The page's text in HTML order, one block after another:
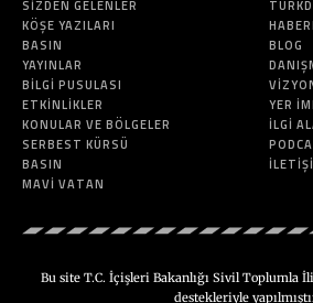
SIZDEN GELENLER
KÖŞE YAZILARI
BASIN
YAYINLAR
BILGI PUSULASI
ETKINLIKLER
KONULAR VE BÖLGELER
SERBEST KÜRSÜ
BASIN
MAVI VATAN
BLOG
YER
İLGI
Bu site T.C. İçişleri Bakanlığı Sivil Toplumla
destekleriyle